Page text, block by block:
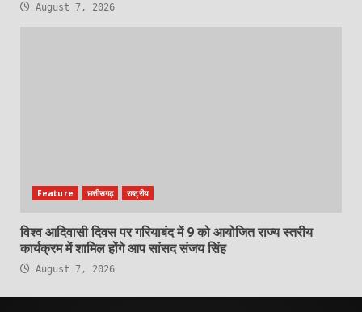
August 7, 2026
Feature छत्तीसगढ़ राष्ट्रीय
विश्व आदिवासी दिवस पर गरियाबंद में 9 को आयोजित राज्य स्तरीय
कार्यक्रम में शामिल होंगे आप सांसद संजय सिंह
August 7, 2026